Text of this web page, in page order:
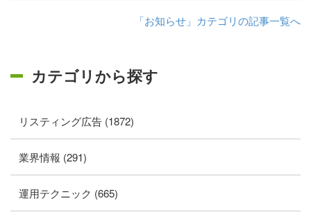
「お知らせ」カテゴリの記事一覧へ
カテゴリから探す
リスティング広告 (1872)
業界情報 (291)
運用テクニック (665)